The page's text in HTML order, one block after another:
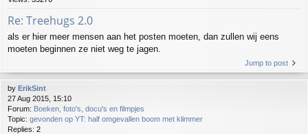
Re: Treehugs 2.0
als er hier meer mensen aan het posten moeten, dan zullen wij eens
moeten beginnen ze niet weg te jagen.
Jump to post
by ErikSint
27 Aug 2015, 15:10
Forum: Boeken, foto's, docu's en filmpjes
Topic: gevonden op YT: half omgevallen boom met klimmer
Replies: 2